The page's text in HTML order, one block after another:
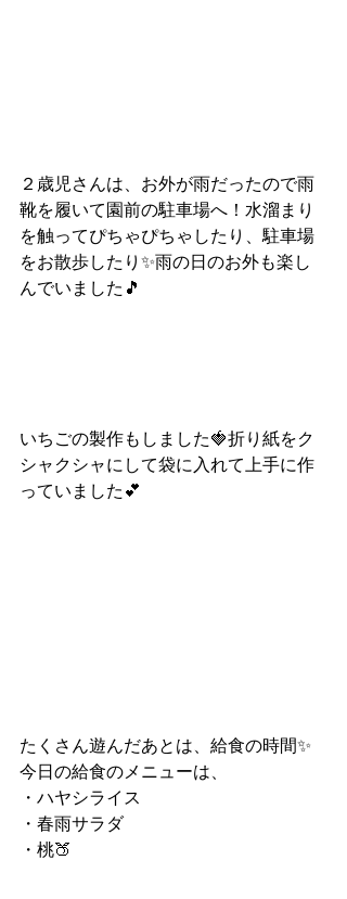
２歳児さんは、お外が雨だったので雨
靴を履いて園前の駐車場へ！水溜まり
を触ってぴちゃぴちゃしたり、駐車場
をお散歩したり✨雨の日のお外も楽し
んでいました🎵
いちごの製作もしました🍓折り紙をク
シャクシャにして袋に入れて上手に作
っていました💕
たくさん遊んだあとは、給食の時間✨
今日の給食のメニューは、
・ハヤシライス
・春雨サラダ
・桃🍑